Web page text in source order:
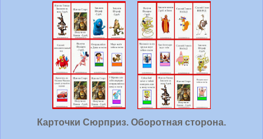
Карточки Сюрприз. Оборотная сторона.